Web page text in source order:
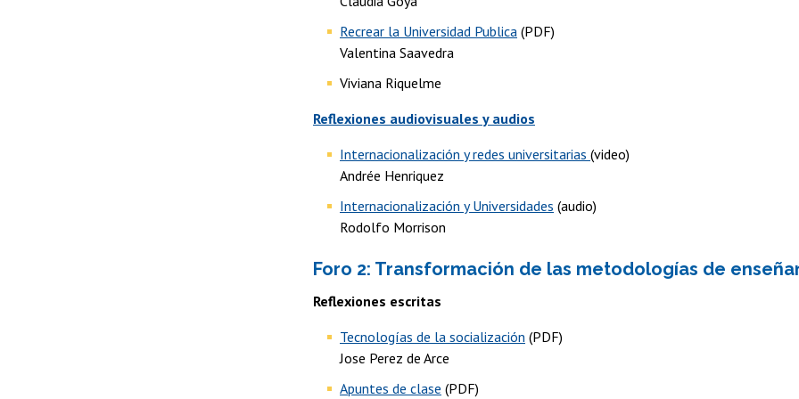
Recrear la Universidad Publica (PDF)
Valentina Saavedra
Viviana Riquelme
Reflexiones audiovisuales y audios
Internacionalización y redes universitarias (video)
Andrée Henriquez
Internacionalización y Universidades (audio)
Rodolfo Morrison
Foro 2: Transformación de las metodologías de
Reflexiones escritas
Tecnologías de la socialización (PDF)
Jose Perez de Arce
Apuntes de clase (PDF)